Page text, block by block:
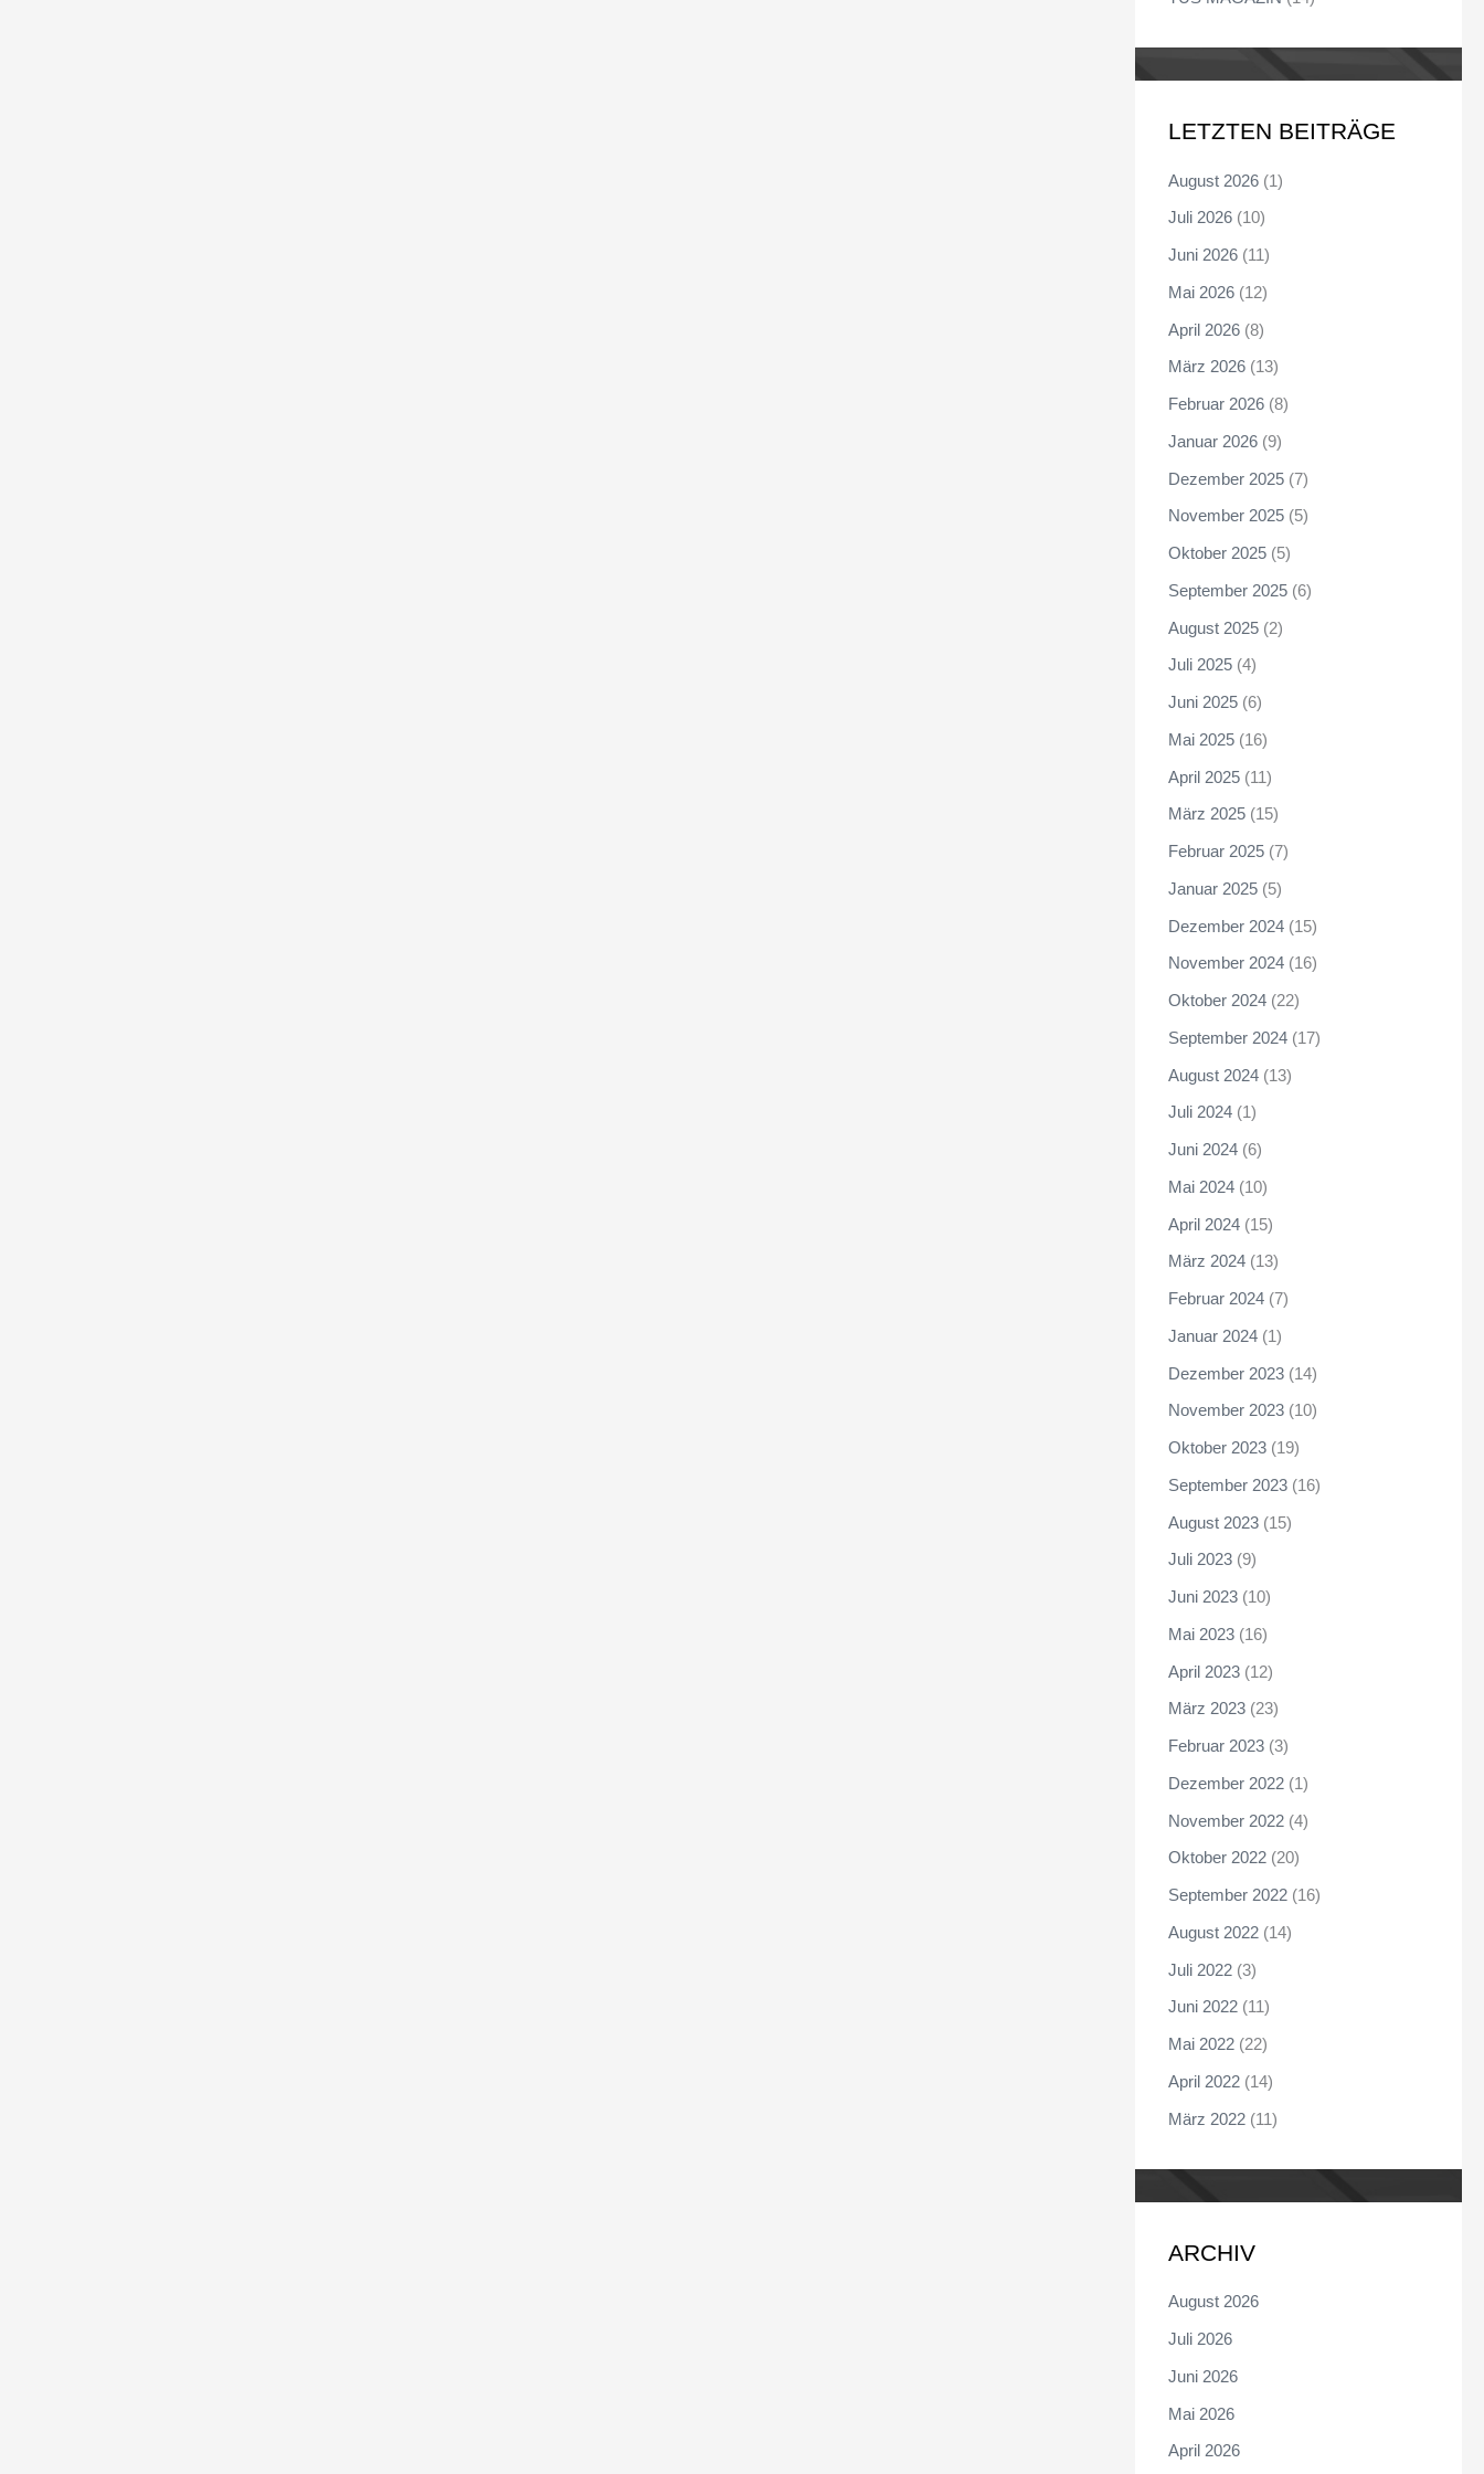
LETZTEN BEITRÄGE
August 2026 (1)
Juli 2026 (10)
Juni 2026 (11)
Mai 2026 (12)
April 2026 (8)
März 2026 (13)
Februar 2026 (8)
Januar 2026 (9)
Dezember 2025 (7)
November 2025 (5)
Oktober 2025 (5)
September 2025 (6)
August 2025 (2)
Juli 2025 (4)
Juni 2025 (6)
Mai 2025 (16)
April 2025 (11)
März 2025 (15)
Februar 2025 (7)
Januar 2025 (5)
Dezember 2024 (15)
November 2024 (16)
Oktober 2024 (22)
September 2024 (17)
August 2024 (13)
Juli 2024 (1)
Juni 2024 (6)
Mai 2024 (10)
April 2024 (15)
März 2024 (13)
Februar 2024 (7)
Januar 2024 (1)
Dezember 2023 (14)
November 2023 (10)
Oktober 2023 (19)
September 2023 (16)
August 2023 (15)
Juli 2023 (9)
Juni 2023 (10)
Mai 2023 (16)
April 2023 (12)
März 2023 (23)
Februar 2023 (3)
Dezember 2022 (1)
November 2022 (4)
Oktober 2022 (20)
September 2022 (16)
August 2022 (14)
Juli 2022 (3)
Juni 2022 (11)
Mai 2022 (22)
April 2022 (14)
März 2022 (11)
ARCHIV
August 2026
Juli 2026
Juni 2026
Mai 2026
April 2026